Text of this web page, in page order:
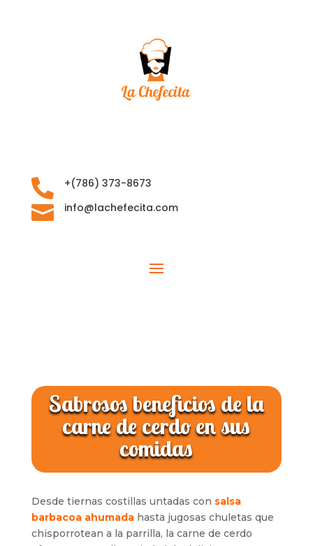
 +‪(786) 373-8673‬
 info@lachefecita.com
Sabrosos beneficios de la
carne de cerdo en sus
comidas
Desde tiernas costillas untadas con salsa
barbacoa ahumadahasta jugosas chuletas que
chisporrotean a la parrilla, la carne de cerdo